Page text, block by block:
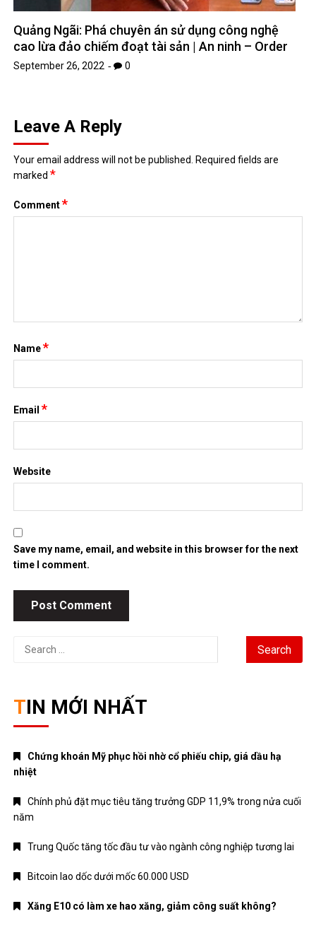
Quảng Ngãi: Phá chuyên án sử dụng công nghệ
cao lừa đảo chiếm đoạt tài sản | An ninh – Order
September 26, 2022 0
Leave A Reply
Your email address will not be published. Required fields are
marked*
Comment*
Name*
Email*
Website
Save my name, email, and website in this browser for the next
time I comment.
Search
TIN MỚI NHẤT
Chứng khoán Mỹ phục hồi nhờ cổ phiếu chip, giá dầu hạ
nhiệt
Chính phủ đặt mục tiêu tăng trưởng GDP 11,9% trong nửa cuối
năm
Trung Quốc tăng tốc đầu tư vào ngành công nghiệp tương lai
Bitcoin lao dốc dưới mốc 60.000 USD
Xăng E10 có làm xe hao xăng, giảm công suất không?